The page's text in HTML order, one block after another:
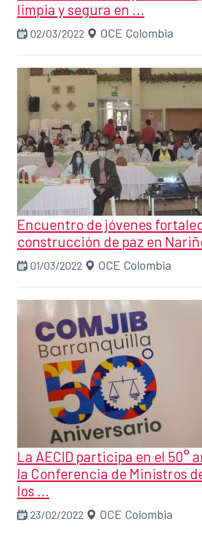
limpia y segura en ...
02/03/2022 OCE Colombia
Encuentro de jóvenes
construcción de paz en
01/03/2022 OCE Colombia
La AECID participa en el 50°
la Conferencia de Ministros
los ...
23/02/2022 OCE Colombia